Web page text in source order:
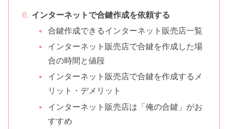
インターネットで合鍵作成を依頼する
合鍵作成できるインターネット販売店一覧
インターネット販売店で合鍵を作成した場
合の時間と値段
インターネット販売店で合鍵を作成するメ
リット・デメリット
インターネット販売店は「俺の合鍵」がお
すすめ